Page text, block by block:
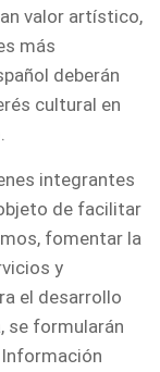
valor artístico,
más
deberán
cultural en
integrantes
de facilitar
fomentar la
y
el desarrollo
se formularán